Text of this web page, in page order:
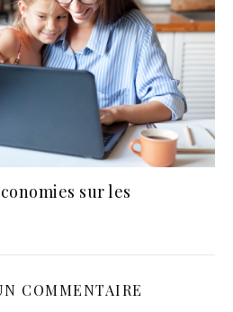
sur les
COMMENTAIRE